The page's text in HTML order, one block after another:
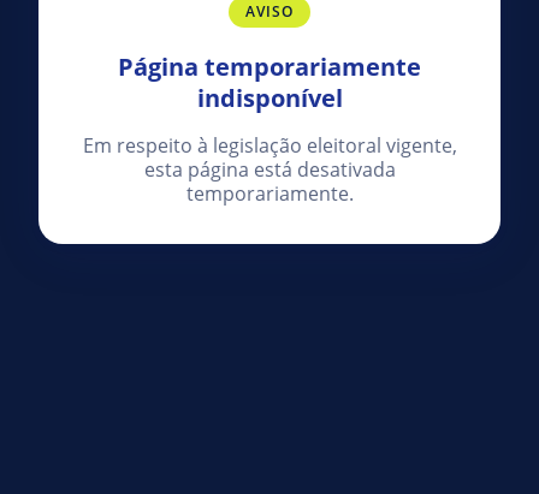
AVISO
Página temporariamente
indisponível
Em respeito à legislação eleitoral vigente,
esta página está desativada
temporariamente.